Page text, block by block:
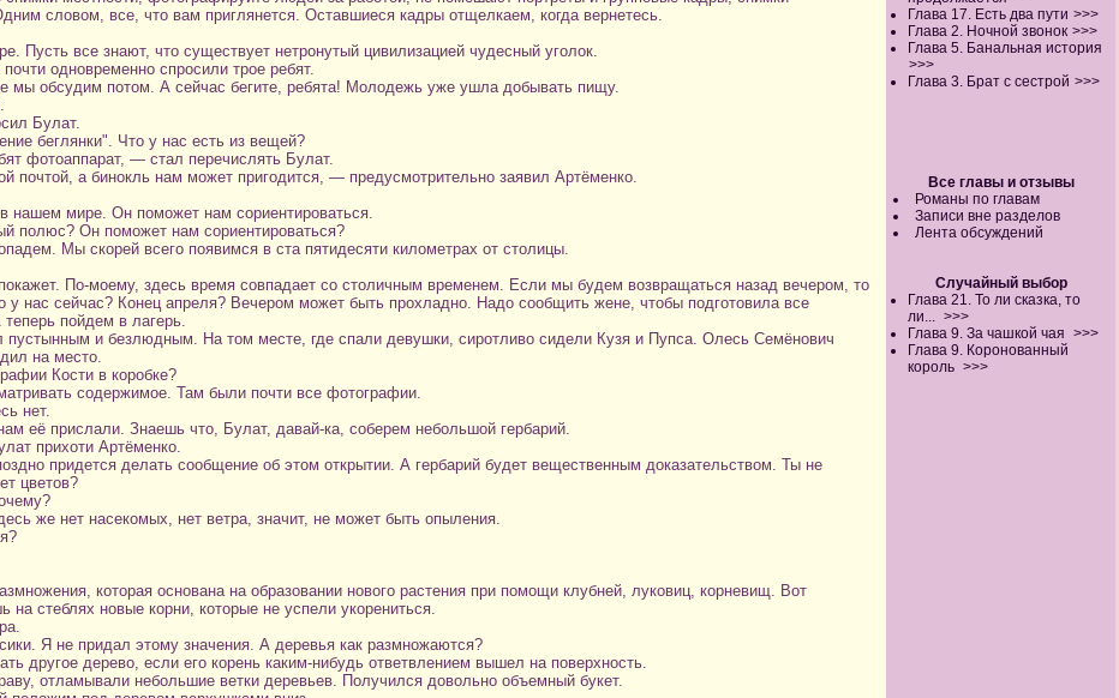
Глава 17. Есть два пути >>>
Глава 2. Ночной звонок >>>
Глава 5. Банальная история
>>>
Глава 3. Брат с сестрой >>>
Все главы и отзывы
Романы по главам
Записи вне разделов
Лента обсуждений
Случайный выбор
Глава 21. То ли сказка, то
ли... >>>
Глава 9. За чашкой чая >>>
Глава 9. Коронованный
король >>>
словом, все, что вам приглянется. Оставшиеся кадры отщелкаем, когда вернетесь.
Пусть все знают, что существует нетронутый цивилизацией чудесный уголок.
одновременно спросили трое ребят.
обсудим потом. А сейчас бегите, ребята! Молодежь уже ушла добывать пищу.
Булат.
беглянки". Что у нас есть из вещей?
фотоаппарат, — стал перечислять Булат.
почтой, а бинокль нам может пригодится, — предусмотрительно заявил Артёменко.
нашем мире. Он поможет нам сориентироваться.
полюс? Он поможет нам сориентироваться?
Мы скорей всего появимся в ста пятидесяти километрах от столицы.
По-моему, здесь время совпадает со столичным временем. Если мы будем возвращаться назад вечером, то
нас сейчас? Конец апреля? Вечером может быть прохладно. Надо сообщить жене, чтобы подготовила все
пойдем в лагерь.
пустынным и безлюдным. На том месте, где спали девушки, сиротливо сидели Кузя и Пупса. Олесь Семёнович
на место.
Кости в коробке?
содержимое. Там были почти все фотографии.
нет.
её прислали. Знаешь что, Булат, давай-ка, соберем небольшой гербарий.
прихоти Артёменко.
придется делать сообщение об этом открытии. А гербарий будет вещественным доказательством. Ты не
цветов?
же нет насекомых, нет ветра, значит, не может быть опыления.
которая основана на образовании нового растения при помощи клубней, луковиц, корневищ. Вот
на стеблях новые корни, которые не успели укорениться.
Я не придал этому значения. А деревья как размножаются?
другое дерево, если его корень каким-нибудь ответвлением вышел на поверхность.
отламывали небольшие ветки деревьев. Получился довольно объемный букет.